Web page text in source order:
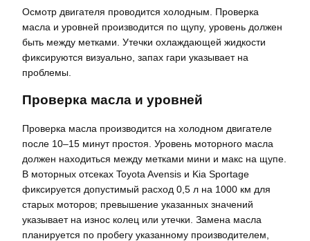
Осмотр двигателя проводится холодным. Проверка
масла и уровней производится по щупу, уровень должен
быть между метками. Утечки охлаждающей жидкости
фиксируются визуально, запах гари указывает на
проблемы.
Проверка масла и уровней
Проверка масла производится на холодном двигателе
после 10–15 минут простоя. Уровень моторного масла
должен находиться между метками мини и макс на щупе.
В моторных отсеках Toyota Avensis и Kia Sportage
фиксируется допустимый расход 0,5 л на 1000 км для
старых моторов; превышение указанных значений
указывает на износ колец или утечки. Замена масла
планируется по пробегу указанному производителем,